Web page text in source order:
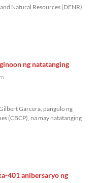
Natural Resources (DENR)
ng natatanging
Garcera, pangulo ng
(CBCP), na may natatanging
401 anibersaryo ng